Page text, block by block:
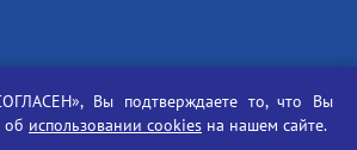
услугВы подтверждаете то, что Вы
об использовании cookies на нашем сайте.